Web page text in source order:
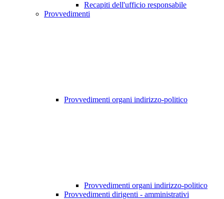
Recapiti dell'ufficio responsabile
Provvedimenti
Provvedimenti organi indirizzo-politico
Provvedimenti organi indirizzo-politico
Provvedimenti dirigenti - amministrativi